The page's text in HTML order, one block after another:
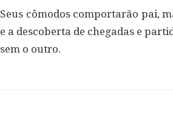
Seus cômodos comportarão pai,
e a descoberta de chegadas e
sem o outro.